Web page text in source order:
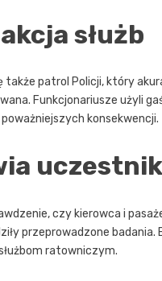
służb
także patrol Policji, który
Funkcjonariusze użyli
konsekwencji.
czy kierowca i
przeprowadzone
ratowniczym.